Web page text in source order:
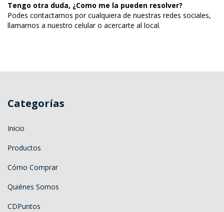
Tengo otra duda, ¿Como me la pueden resolver?
Podes contactarnos por cualquiera de nuestras redes sociales,
llamarnos a nuestro celular o acercarte al local.
Categorías
Inicio
Productos
Cómo Comprar
Quiénes Somos
CDPuntos